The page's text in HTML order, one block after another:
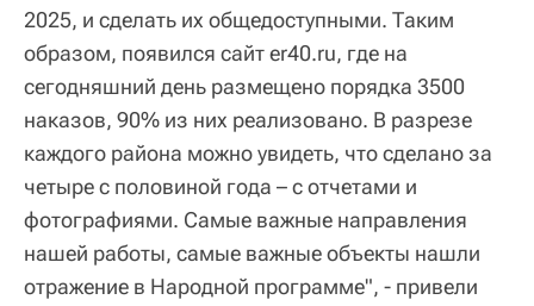
2025, и сделать их общедоступными. Таким
образом, появился сайт er40.ru, где на
сегодняшний день размещено порядка 3500
наказов, 90% из них реализовано. В разрезе
каждого района можно увидеть, что сделано за
четыре с половиной года – с отчетами и
фотографиями. Самые важные направления
нашей работы, самые важные объекты нашли
отражение в Народной программе", - привели